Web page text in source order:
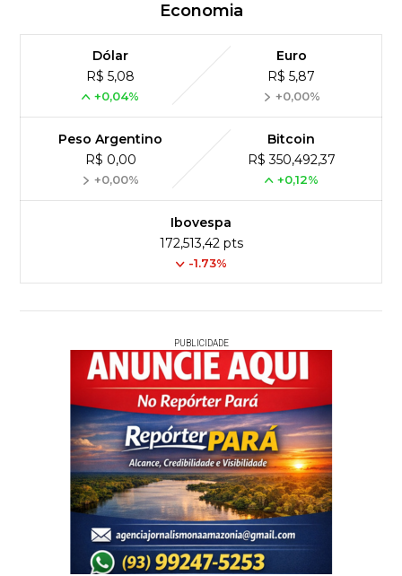
Economia
Dólar
R$ 5,08
+0,04%
Euro
R$ 5,87
+0,00%
Peso Argentino
R$ 0,00
+0,00%
Bitcoin
R$ 350,492,37
+0,12%
Ibovespa
172,513,42 pts
-1.73%
PUBLICIDADE